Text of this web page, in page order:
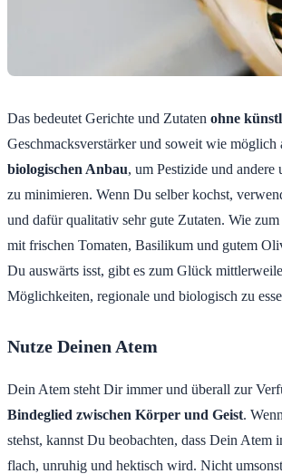
Das bedeutet Gerichte und Zutaten ohne
Geschmacksverstärker und soweit wie möglich
biologischen Anbau, um Pestizide und
zu minimieren. Wenn Du selber kochst,
und dafür qualitativ sehr gute Zutaten. Wie zum
mit frischen Tomaten, Basilikum und gutem
Du auswärts isst, gibt es zum Glück
Möglichkeiten, regionale und biologisch zu
Nutze Deinen Atem
Dein Atem steht Dir immer und überall zur
Bindeglied zwischen Körper und Geist.
stehst, kannst Du beobachten, dass Dein Atem
flach, unruhig und hektisch wird. Nicht